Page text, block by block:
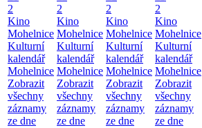
2
Kino
Mohelnice
Kulturní
kalendář
Mohelnice
Zobrazit
všechny
záznamy
ze dne
2
Kino
Mohelnice
Kulturní
kalendář
Mohelnice
Zobrazit
všechny
záznamy
ze dne
2
Kino
Mohelnice
Kulturní
kalendář
Mohelnice
Zobrazit
všechny
záznamy
ze dne
2
Kino
Mohelnice
Kulturní
kalendář
Mohelnice
Zobrazit
všechny
záznamy
ze dne